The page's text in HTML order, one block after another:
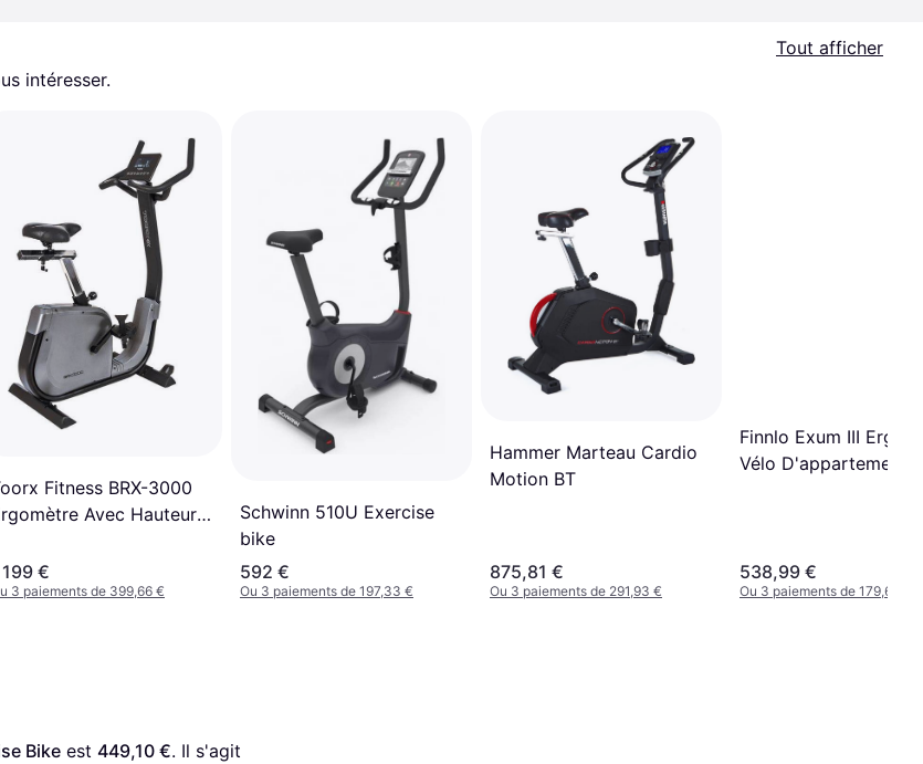
Tout afficher
intéresser.
Fitness BRX-3000
Avec Hauteur
199 €
3 paiements de 399,66 €
Schwinn 510U Exercise
bike
592 €
Ou 3 paiements de 197,33 €
Hammer Marteau Cardio
Motion BT
875,81 €
Ou 3 paiements de 291,93 €
Finnlo Exum III
Vélo D'appartement
538,99 €
Ou 3 paiements de 179,66 €
Bike est 449,10 €. Il s'agit